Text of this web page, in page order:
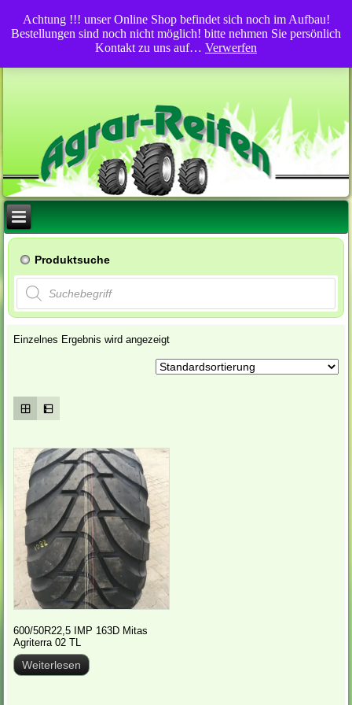
Produktsuche
Products
search
Einzelnes Ergebnis wird angezeigt
600/50R22,5 IMP 163D Mitas
Agriterra 02 TL
Weiterlesen
Achtung !!! unser Online Shop befindet sich noch im Aufbau!
Bestellungen sind noch nicht möglich! bitte nehmen Sie persönlich
Kontakt zu uns auf… Verwerfen